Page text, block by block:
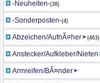
-Neuheiten-(38)
-Sonderposten-(4)
Abzeichen/AufnÃ¤her (463)
Anstecker/Aufkleber/Nieten
Armreifen/BÃ¤nder